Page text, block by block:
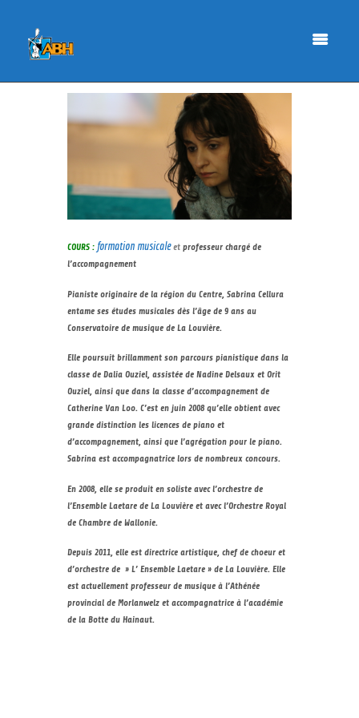
COURS : formation musicale et professeur chargé de
l’accompagnement
Pianiste originaire de la région du Centre, Sabrina Cellura
entame ses études musicales dès l’âge de 9 ans au
Conservatoire de musique de La Louvière.
Elle poursuit brillamment son parcours pianistique dans la
classe de Dalia Ouziel, assistée de Nadine Delsaux et Orit
Ouziel, ainsi que dans la classe d’accompagnement de
Catherine Van Loo. C’est en juin 2008 qu’elle obtient avec
grande distinction les licences de piano et
d’accompagnement, ainsi que l’agrégation pour le piano.
Sabrina est accompagnatrice lors de nombreux concours.
En 2008, elle se produit en soliste avec l’orchestre de
l’Ensemble Laetare de La Louvière et avec l’Orchestre Royal
de Chambre de Wallonie.
Depuis 2011, elle est directrice artistique, chef de choeur et
d’orchestre de » L’ Ensemble Laetare » de La Louvière. Elle
est actuellement professeur de musique à l’Athénée
provincial de Morlanwelz et accompagnatrice à l’académie
de la Botte du Hainaut.